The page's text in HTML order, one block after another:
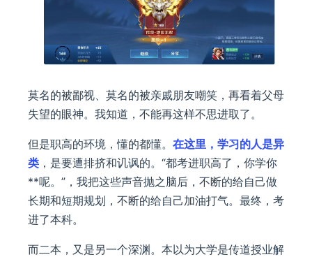
莫名的被鄙视、莫名的被亲戚朋友嘲笑，再看着父母
失望的眼神。我知道，不能再这样不思进取了。
但是职高的环境，懂的都懂。 在这里，学习的人是异
类 ，是要遭排挤和讥讽的。“都考进职高了，你学你
**呢。”，我把这些声音抛之脑后，不断的给自己做
长期和短期规划，不断的给自己加油打气。最终，考
进了本科。
而二本，又是另一个深渊。本以为大学是传道授业解